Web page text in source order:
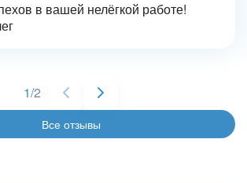
в вашей нелёгкой работе!
Все отзывы
1/2